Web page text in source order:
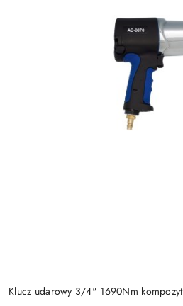
Klucz udarowy 3/4" 1690Nm